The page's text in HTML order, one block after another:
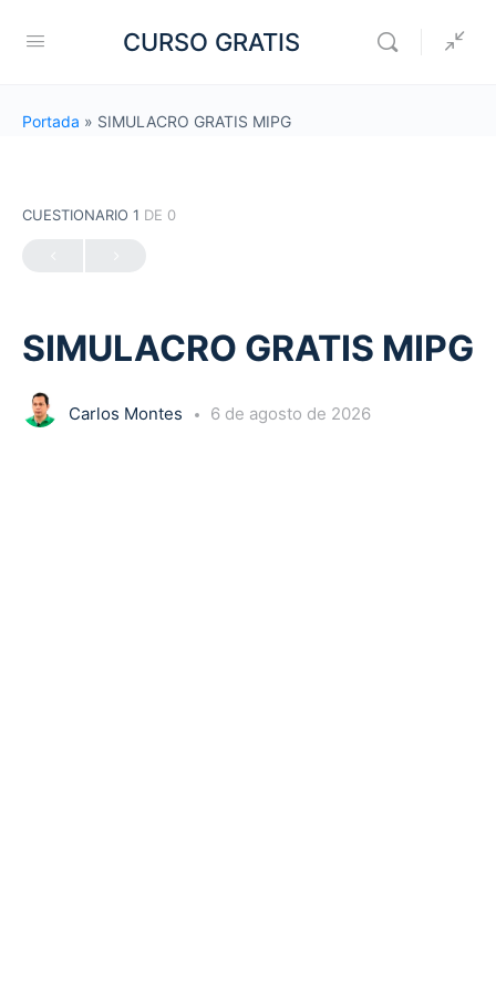
CURSO GRATIS
Portada » SIMULACRO GRATIS MIPG
CUESTIONARIO 1 DE 0
SIMULACRO GRATIS MIPG
Carlos Montes 6 de agosto de 2026